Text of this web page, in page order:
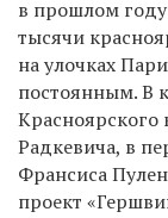
в прошлом
тысячи
на улочках
постоянным. В
Красноярского
Радкевича, в
Франсиса
проект